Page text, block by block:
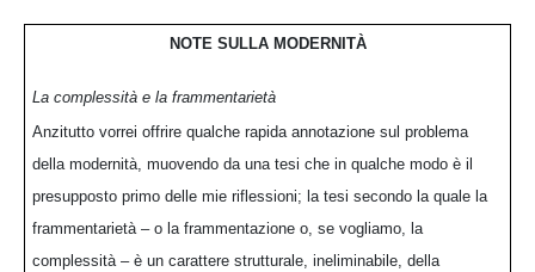
NOTE SULLA MODERNITÀ
La complessità e la frammentarietà
Anzitutto vorrei offrire qualche rapida annotazione sul problema
della modernità, muovendo da una tesi che in qualche modo è il
presupposto primo delle mie riflessioni; la tesi secondo la quale la
frammentarietà – o la frammentazione o, se vogliamo, la
complessità – è un carattere strutturale, ineliminabile, della